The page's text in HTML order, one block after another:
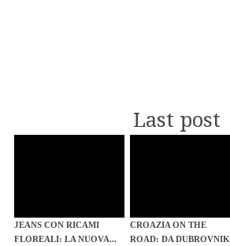
Last post
JEANS CON RICAMI
FLOREALI: LA NUOVA...
CROAZIA ON THE
ROAD: DA DUBROVNIK